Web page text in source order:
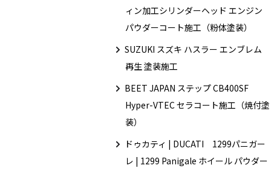
ィン加工シリンダーヘッド エンジン
パウダーコート施工（粉体塗装）
SUZUKI スズキ ハスラー エンブレム
再生 塗装施工
BEET JAPAN ステップ CB400SF
Hyper-VTEC セラコート施工（焼付塗
装）
ドゥカティ | DUCATI 1299パニガー
レ | 1299 Panigale ホイール パウダー